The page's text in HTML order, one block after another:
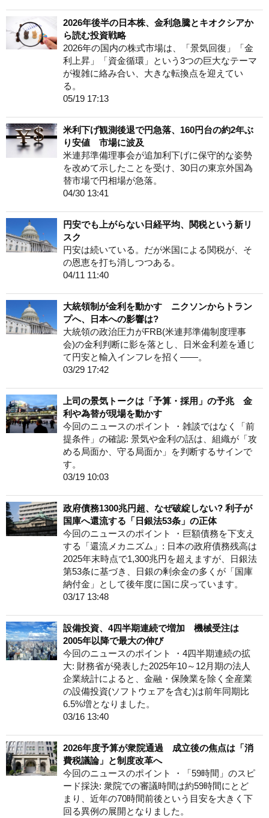
2026年後半の日本株、金利急騰とキオクシアか
ら読む投資戦略
2026年の国内の株式市場は、「景気回復」「金
利上昇」「資金循環」という3つの巨大なテーマ
が複雑に絡み合い、大きな転換点を迎えてい
る。
05/19 17:13
米利下げ観測後退で円急落、160円台の約2年ぶ
り安値 市場に波及
米連邦準備理事会が追加利下げに保守的な姿勢
を改めて示したことを受け、30日の東京外国為
替市場で円相場が急落。
04/30 13:41
円安でも上がらない日経平均、関税という新リ
スク
円安は続いている。だが米国による関税が、そ
の恩恵を打ち消しつつある。
04/11 11:40
大統領制が金利を動かす ニクソンからトラン
プへ、日本への影響は?
大統領の政治圧力がFRB(米連邦準備制度理事
会)の金利判断に影を落とし、日米金利差を通じ
て円安と輸入インフレを招く――。
03/29 17:42
上司の景気トークは「予算・採用」の予兆 金
利や為替が現場を動かす
今回のニュースのポイント ・雑談ではなく「前
提条件」の確認: 景気や金利の話は、組織が「攻
める局面か、守る局面か」を判断するサインで
す。
03/19 10:03
政府債務1300兆円超、なぜ破綻しない? 利子が
国庫へ還流する「日銀法53条」の正体
今回のニュースのポイント ・巨額債務を下支え
する「還流メカニズム」: 日本の政府債務残高は
2025年末時点で1,300兆円を超えますが、日銀法
第53条に基づき、日銀の剰余金の多くが「国庫
納付金」として後年度に国に戻っています。
03/17 13:48
設備投資、4四半期連続で増加 機械受注は
2005年以降で最大の伸び
今回のニュースのポイント ・4四半期連続の拡
大: 財務省が発表した2025年10～12月期の法人
企業統計によると、金融・保険業を除く全産業
の設備投資(ソフトウェアを含む)は前年同期比
6.5%増となりました。
03/16 13:40
2026年度予算が衆院通過 成立後の焦点は「消
費税議論」と制度改革へ
今回のニュースのポイント ・「59時間」のスピ
ード採決: 衆院での審議時間は約59時間にとど
まり、近年の70時間前後という目安を大きく下
回る異例の展開となりました。